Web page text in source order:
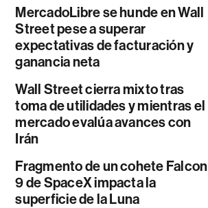
MercadoLibre se hunde en Wall
Street pese a superar
expectativas de facturación y
ganancia neta
Wall Street cierra mixto tras
toma de utilidades y mientras el
mercado evalúa avances con
Irán
Fragmento de un cohete Falcon
9 de SpaceX impacta la
superficie de la Luna